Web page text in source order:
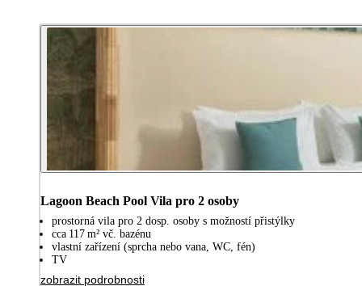
Lagoon Beach Pool Vila pro 2 osoby
prostorná vila pro 2 dosp. osoby s možností přistýlky
cca 117 m² vč. bazénu
vlastní zařízení (sprcha nebo vana, WC, fén)
TV
zobrazit podrobnosti